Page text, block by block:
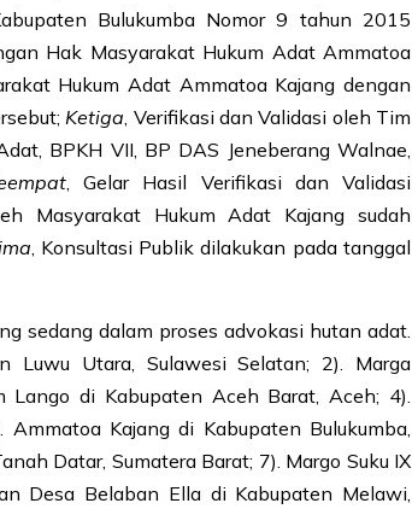
Bulukumba Nomor 9 tahun 2015
Hak Masyarakat Hukum Adat Ammatoa
Hukum Adat Ammatoa Kajang dengan
Ketiga, Verifikasi dan Validasi oleh Tim
BPKH VII, BP DAS Jeneberang Walnae,
, Gelar Hasil Verifikasi dan Validasi
Masyarakat Hukum Adat Kajang sudah
, Konsultasi Publik dilakukan pada tanggal
sedang dalam proses advokasi hutan adat.
Luwu Utara, Sulawesi Selatan; 2). Marga
Lango di Kabupaten Aceh Barat, Aceh; 4).
Kajang di Kabupaten Bulukumba,
Datar, Sumatera Barat; 7). Margo Suku IX
Desa Belaban Ella di Kabupaten Melawi,